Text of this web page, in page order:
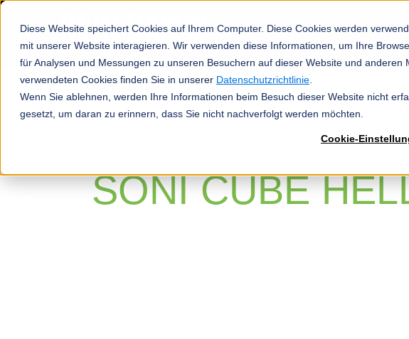
Diese Website speichert Cookies auf Ihrem Computer. Diese Cookies werden
mit unserer Website interagieren. Wir verwenden diese Informationen, um Ihre
für Analysen und Messungen zu unseren Besuchern auf dieser Website und
verwendeten Cookies finden Sie in unserer Datenschutzrichtlinie
Wenn Sie ablehnen, werden Ihre Informationen beim Besuch dieser Website nicht
gesetzt, um daran zu erinnern, dass Sie nicht nachverfolgt werden möchten.
Cookie-
SONI CUBE